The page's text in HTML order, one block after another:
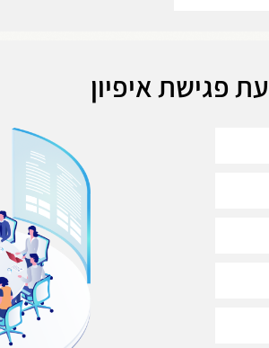
פגישת איפיון